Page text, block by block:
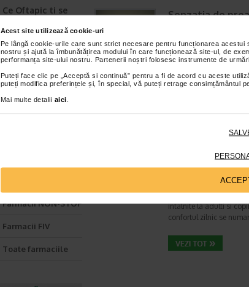
Acest site utilizează cookie-uri
Pe lângă cookie-urile care sunt strict necesare pentru funcționarea
nostru și ajută la îmbunătățirea modului în care funcționează site-ul, de
performanța site-ului nostru. Partenerii noștri folosesc instrumente de
Puteți face clic pe „Acceptă si continuă” pentru a fi de acord cu aceste
puteți modifica preferințele și, în special, vă puteți retrage consimțământul
Mai multe detalii aici
Senzatia de
Boli ale sistemului
Timp de citire:4
plin, chiar si atunci
In cele mai multe
tratament si
Boli ale sistemului
6
Disconfortul abdominal
intalnite la adulti si
confortul zilnic se
Ce Oftapic ti se
Adora – Adorabili
din prima clipa
Seturi cadou
Baylis&Harding
Farmacii NON-STOP
Farmacii FIV
Toate farmaciile